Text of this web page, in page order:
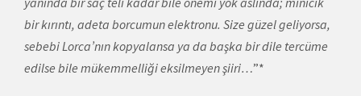
bir kırıntı, adeta borcumun elektronu. Size güzel geliyorsa,
sebebi Lorca’nın kopyalansa ya da başka bir dile tercüme
edilse bile mükemmelliği eksilmeyen şiiri…”*